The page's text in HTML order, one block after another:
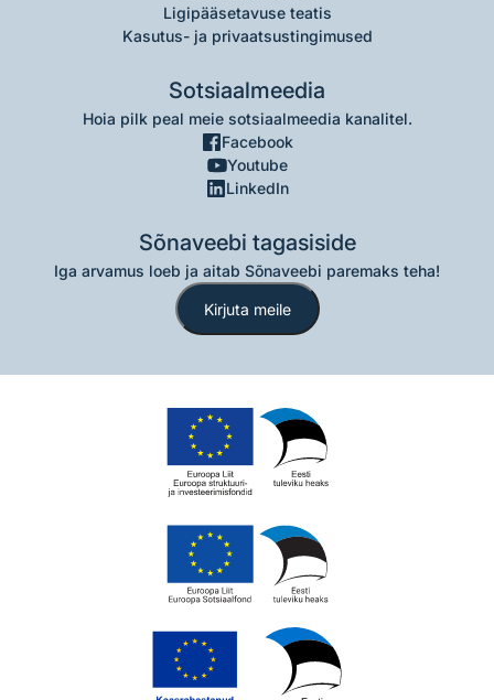
Ligipääsetavuse teatis
Kasutus- ja privaatsustingimused
Sotsiaalmeedia
Hoia pilk peal meie sotsiaalmeedia kanalitel.
Facebook
Youtube
LinkedIn
Sõnaveebi tagasiside
Iga arvamus loeb ja aitab Sõnaveebi paremaks teha!
Kirjuta meile